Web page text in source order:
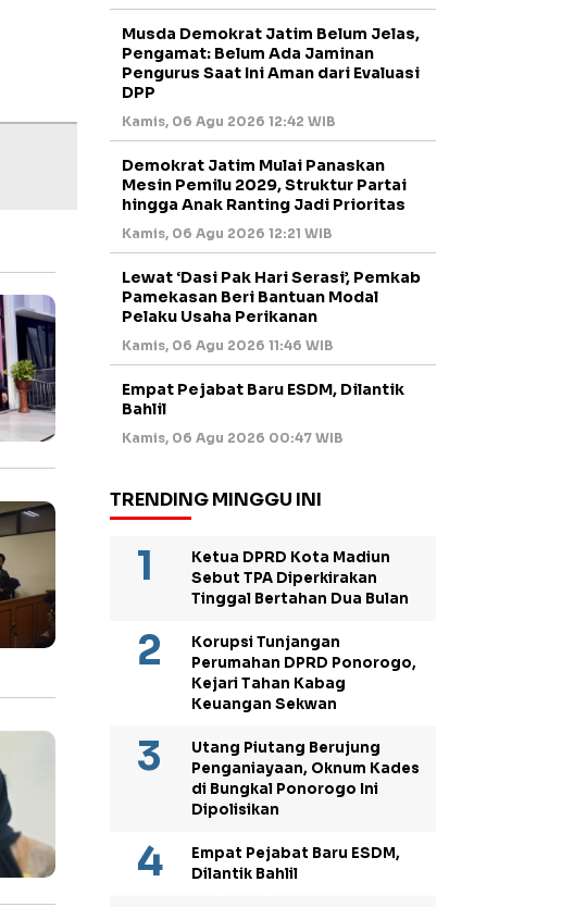
Musda Demokrat Jatim Belum Jelas,
Pengamat: Belum Ada Jaminan
Pengurus Saat Ini Aman dari Evaluasi
DPP
Kamis, 06 Agu 2026 12:42 WIB
Demokrat Jatim Mulai Panaskan
Mesin Pemilu 2029, Struktur Partai
hingga Anak Ranting Jadi Prioritas
Kamis, 06 Agu 2026 12:21 WIB
Lewat ‘Dasi Pak Hari Serasi’, Pemkab
Pamekasan Beri Bantuan Modal
Pelaku Usaha Perikanan
Kamis, 06 Agu 2026 11:46 WIB
Empat Pejabat Baru ESDM, Dilantik
Bahlil
Kamis, 06 Agu 2026 00:47 WIB
TRENDING MINGGU INI
Ketua DPRD Kota Madiun
Sebut TPA Diperkirakan
Tinggal Bertahan Dua Bulan
Korupsi Tunjangan
Perumahan DPRD Ponorogo,
Kejari Tahan Kabag
Keuangan Sekwan
Utang Piutang Berujung
Penganiayaan, Oknum Kades
di Bungkal Ponorogo Ini
Dipolisikan
Empat Pejabat Baru ESDM,
Dilantik Bahlil